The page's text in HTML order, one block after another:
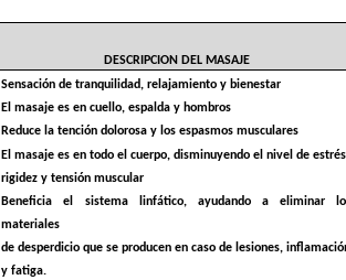
DESCRIPCION DEL MASAJE
Sensación de tranquilidad, relajamiento y bienestar
El masaje es en cuello, espalda y hombros
Reduce la tención dolorosa y los espasmos musculares
El masaje es en todo el cuerpo, disminuyendo el nivel de
rigidez y tensión muscular
Beneficia el sistema linfático, ayudando a eliminar
materiales
de desperdicio que se producen en caso de lesiones,
y fatiga.